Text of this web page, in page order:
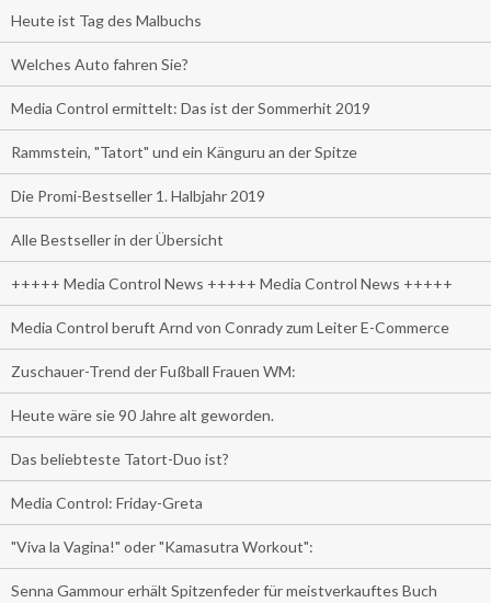
Heute ist Tag des Malbuchs
Welches Auto fahren Sie?
Media Control ermittelt: Das ist der Sommerhit 2019
Rammstein, "Tatort" und ein Känguru an der Spitze
Die Promi-Bestseller 1. Halbjahr 2019
Alle Bestseller in der Übersicht
+++++ Media Control News +++++ Media Control News +++++
Media Control beruft Arnd von Conrady zum Leiter E-Commerce
Zuschauer-Trend der Fußball Frauen WM:
Heute wäre sie 90 Jahre alt geworden.
Das beliebteste Tatort-Duo ist?
Media Control: Friday-Greta
"Viva la Vagina!" oder "Kamasutra Workout":
Senna Gammour erhält Spitzenfeder für meistverkauftes Buch